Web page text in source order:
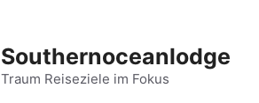
Southernoceanlodge
Traum Reiseziele im Fokus